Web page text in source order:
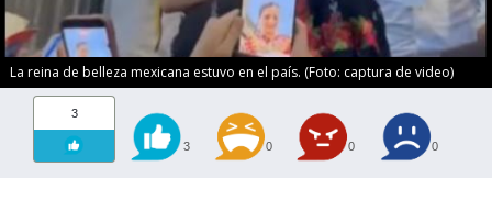
La reina de belleza mexicana estuvo en el país. (Foto: captura de video)
3
3 0 0 0